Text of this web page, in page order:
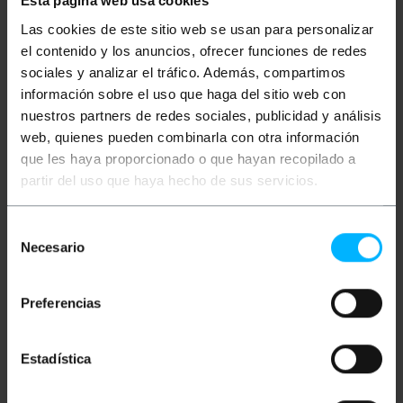
Las cookies de este sitio web se usan para personalizar
el contenido y los anuncios, ofrecer funciones de redes
sociales y analizar el tráfico. Además, compartimos
información sobre el uso que haga del sitio web con
nuestros partners de redes sociales, publicidad y análisis
web, quienes pueden combinarla con otra información
que les haya proporcionado o que hayan recopilado a
partir del uso que haya hecho de sus servicios.
Necesario
Preferencias
Estadística
Opis
Sferyczna żarówka LED G45 z gwintem E27.
Technologia LED ma bardzo niskie zużycie i długą
żywotność żarówki. Idealny do użytku z lekkimi
girlandami (numer referencyjny NT4x).
Specyfikacja
Kolor: niebieski
Szacowany okres użytkowania: 25 000